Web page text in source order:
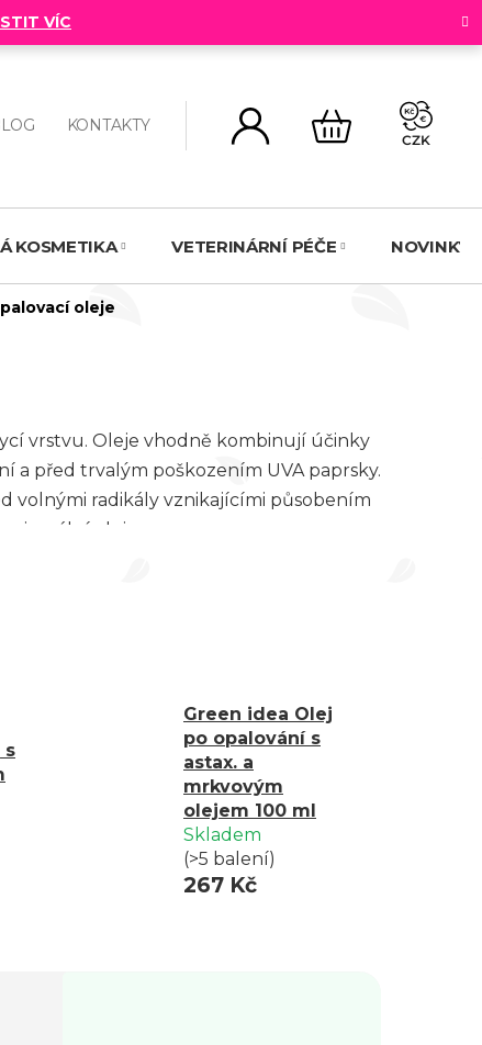
VÍC
KONTAKTY
NÁKUPNÍ
KOŠÍK
CZK
KOSMETIKA VETERINÁRNÍ PÉČE NOVINKY
oleje
vrstvu. Oleje vhodně kombinují účinky
a před trvalým poškozením UVA paprsky.
volnými radikály vznikajícími působením
oleje.
s
Green idea Olej
po opalování s
astax. a
mrkvovým
olejem 100 ml
Skladem
(>5 balení)
267 Kč